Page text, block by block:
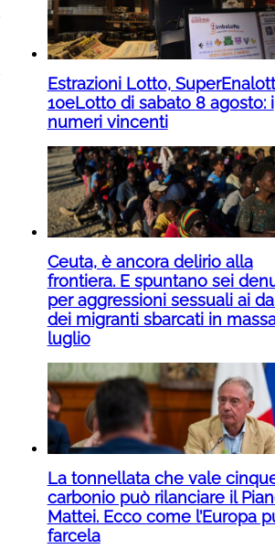
Estrazioni Lotto,
10eLotto di sabato 8 agosto: i
numeri vincenti
Ceuta, è ancora delirio alla
frontiera. E spuntano sei
per aggressioni sessuali ai
dei migranti sbarcati in
luglio
La tonnellata che vale
carbonio può rilanciare il
Mattei. Ecco come l’Europa
farcela